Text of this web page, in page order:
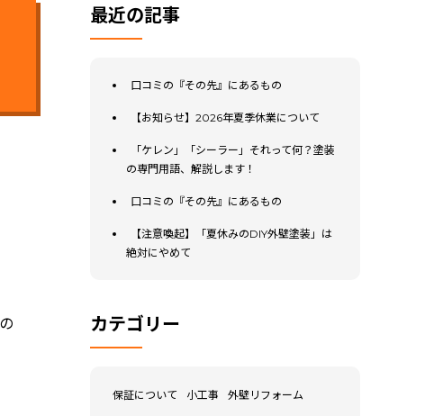
最近の記事
口コミの『その先』にあるもの
【お知らせ】2026年夏季休業について
「ケレン」「シーラー」それって何？塗装
の専門用語、解説します！
口コミの『その先』にあるもの
【注意喚起】「夏休みのDIY外壁塗装」は
絶対にやめて
カテゴリー
保証について 小工事 外壁リフォーム